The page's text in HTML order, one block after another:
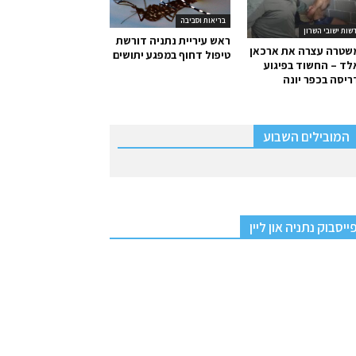
בריאות וסביבה
ראש עיריית נתניה דורשת
טיפול דחוף במפגע יתושים
ישובי השרון
עצרה את ארכאן
– החשוד בפיגוע
בכפר יונה
המובילים השבוע
פייסבוק נתניה און ליין